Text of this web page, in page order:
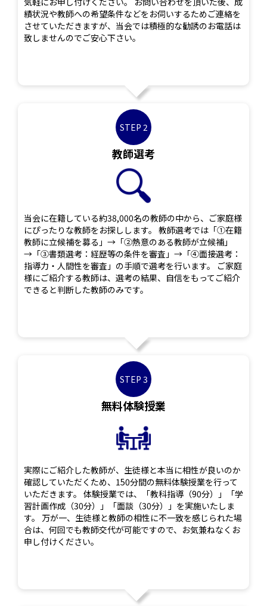
績状況や教師への希望条件などをお伺いするためご連絡を
させていただきますが、当会では積極的な勧誘のお電話は
致しませんのでご安心下さい。
STEP 2
教師選考
当会に在籍している約38,000名の教師の中から、ご家庭様
にぴったりな教師をお探しします。 教師選考では「①在籍
教師に立候補を募る」→「②熱意のある教師が立候補」
→「③書類選考：経歴等の条件を審査」→「④面接選考：
指導力・人間性を審査」の手順で選考を行います。 ご家庭
様にご紹介する教師は、選考の結果、自信をもってご紹介
できると判断した教師のみです。
STEP 3
無料体験授業
実際にご紹介した教師が、生徒様と本当に相性が良いのか
確認していただくため、150分間の無料体験授業を行って
いただきます。 体験授業では、「教科指導（90分）」「学
習計画作成（30分）」「面談（30分）」を実施いたしま
す。 万が一、生徒様と教師の相性に不一致を感じられた場
合は、何回でも教師交代が可能ですので、お気兼ねなくお
申し付けください。